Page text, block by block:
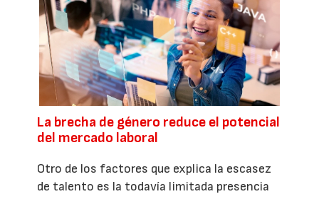
La brecha de género reduce el potencial
del mercado laboral
Otro de los factores que explica la escasez
de talento es la todavía limitada presencia